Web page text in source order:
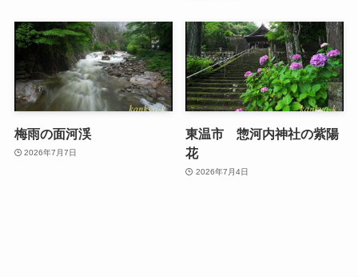
梅雨の面河渓
2026年7月7日
東温市 惣河内神社の紫陽
花
2026年7月4日